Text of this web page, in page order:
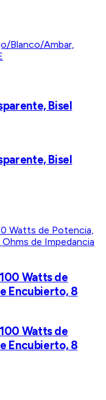
Bisel
Bisel
Watts de
Encubierto, 8
Watts de
Encubierto, 8